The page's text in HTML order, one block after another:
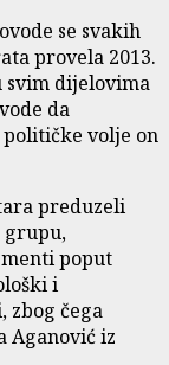
se svakih
provela 2013.
svim dijelovima
da
volje on
preduzeli
grupu,
poput
i
zbog čega
Aganović iz